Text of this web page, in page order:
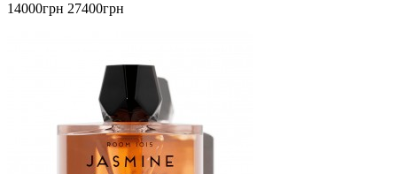
14000грн 27400грн